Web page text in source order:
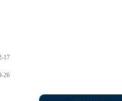
17
26